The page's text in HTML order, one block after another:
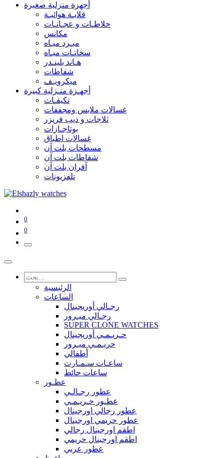
أجهزة منزلية صغيرة
قلايـة هوائيـة
خلاطـات و عجـانـات
مكانس
مبـرد ميـاه
سخانـات ميـاه
هـاند بلينـدر
شفاطات
ميكرويـف
أجهـزة منـزلية كبيرة
تكيفـات
غسالات ملابس ومجففات
ثلاجات و ديب فريزر
بوتاجـازات
غسالات اطباق
مسطحات بلت آن
شفاطات بلت آن
آفران بلت آن
تلفزيونات
0
0
الرئيسية
الساعات
رجـالي أوريجينال
رجـالي ميـرور
SUPER CLONE WATCHES
حـريـمـي أوريجينال
حريـمـي ميـرور
أطفالي
ساعـات سـمـارت
ساعات حائط
عطـور
عطور رجـالـي
عطـور حـريـمـي
عطور رجالي اورجينال
عطور حريمي اورجينال
اطقم اورجينال رجالي
اطقم اورجينال حريمي
عطور عربي